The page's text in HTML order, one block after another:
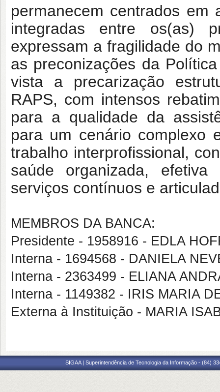
permanecem centrados em
integradas entre os(as)
expressam a fragilidade do
as preconizações da
vista a precarização
RAPS, com intensos
para a qualidade da
para um cenário complexo
trabalho interprofissional,
saúde organizada,
serviços contínuos e
MEMBROS DA BANCA:
Presidente - 1958916 - EDLA
Interna - 1694568 - DANIELA
Interna - 2363499 - ELIANA
Interna - 1149382 - IRIS MARIA
Externa à Instituição - MARIA
SIGAA | Superintendência de Tecnologia da Informação - (84)